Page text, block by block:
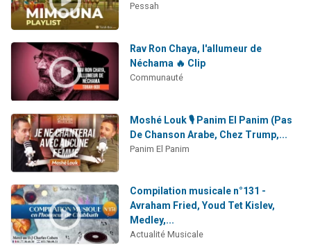
Pessah
Rav Ron Chaya, l'allumeur de
Néchama 🔥 Clip
Communauté
Moshé Louk 🎙️ Panim El Panim (Pas
De Chanson Arabe, Chez Trump,...
Panim El Panim
Compilation musicale n°131 -
Avraham Fried, Youd Tet Kislev,
Medley,...
Actualité Musicale